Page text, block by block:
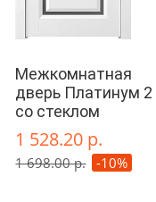
Межкомнатная
дверь Платинум 2
со стеклом
1 528.20 р.
1 698.00 р. -10%